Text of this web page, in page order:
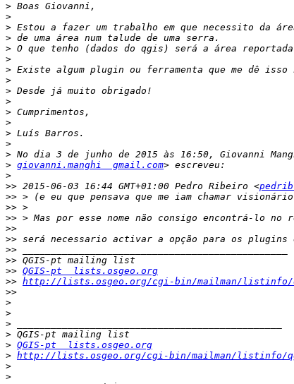
>
>
>
>
>
>
>
>
>
>
>
>
>
>
>
> giovanni.manghi  gmail.com
>
>> 2015-06-03 16:44 GMT+01:00 Pedro Ribeiro <
>>
>>
>>
>>
>>
>>
>>
>> QGIS-pt  lists.osgeo.org
>> http://lists.osgeo.org/cgi-bin/mailman/listinfo/
>>
>
>
>
>
> QGIS-pt  lists.osgeo.org
> http://lists.osgeo.org/cgi-bin/mailman/listinfo/
>
>